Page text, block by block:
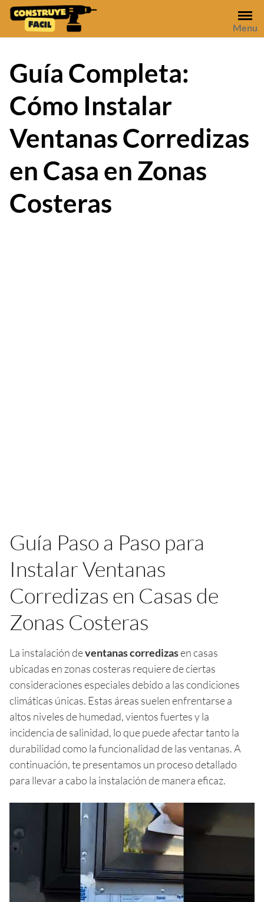
Skip
content
Menu
Guía Completa:
Cómo Instalar
Ventanas Corredizas
en Casa en Zonas
Costeras
Guía Paso a Paso para
Instalar Ventanas
Corredizas en Casas de
Zonas Costeras
La instalación deventanas corredizasen casas
ubicadas en zonas costeras requiere de ciertas
consideraciones especiales debido a las condiciones
climáticas únicas. Estas áreas suelen enfrentarse a
altos niveles de humedad, vientos fuertes y la
incidencia de salinidad, lo que puede afectar tanto la
durabilidad como la funcionalidad de las ventanas. A
continuación, te presentamos un proceso detallado
para llevar a cabo la instalación de manera eficaz.